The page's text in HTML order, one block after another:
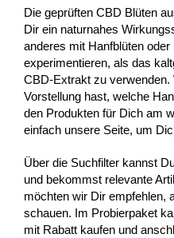
Die geprüften CBD Blüten
Dir ein naturnahes
anderes mit Hanfblüten
experimentieren, als das
CBD-Extrakt zu verwenden.
Vorstellung hast, welche
den Produkten für Dich am
einfach unsere Seite, um
Über die Suchfilter kannst
und bekommst relevante
möchten wir Dir empfehlen,
schauen. Im Probierpaket
mit Rabatt kaufen und